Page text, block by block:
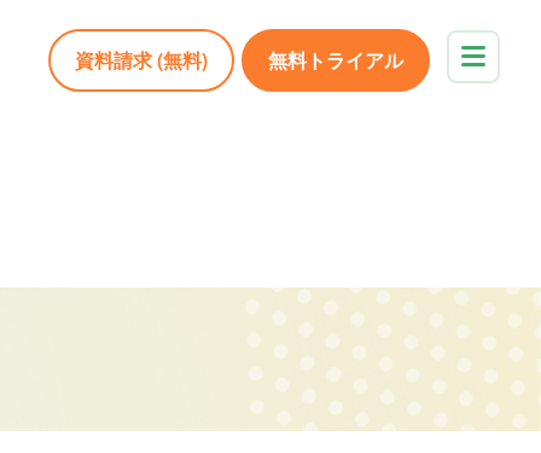
資料請求 (無料) 無料トライアル